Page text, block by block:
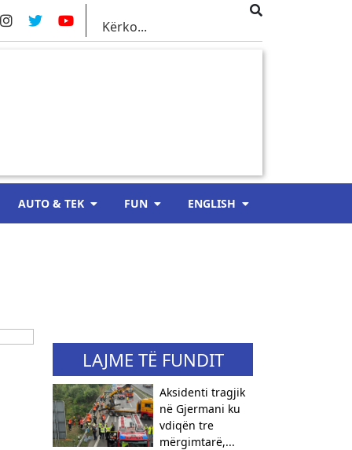
AUTO & TEK FUN ENGLISH
LAJME TË FUNDIT
Aksidenti tragjik
në Gjermani ku
vdiqën tre
mërgimtarë,...